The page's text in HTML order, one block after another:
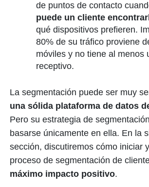
de puntos de contacto
puede un cliente
qué dispositivos prefieren.
80% de su tráfico proviene
móviles y no tiene al menos
receptivo.
La segmentación puede ser muy
una sólida plataforma de datos
Pero su estrategia de
basarse únicamente en ella. En la
sección, discutiremos cómo iniciar
proceso de segmentación de
máximo impacto positivo.